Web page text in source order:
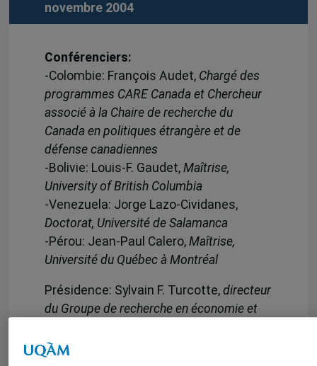
novembre 2004
Conférenciers:
-Colombie: François Audet, Chargé des
programmes CARE Canada et Chercheur
associé à la Chaire de recherche du
Canada en politiques étrangère et de
défense canadiennes
-Bolivie: Louis-F. Gaudet, Maîtrise,
University of British Columbia
-Venezuela: Jorge Lazo-Cividanes,
Doctorat, Université de Salamanca
-Pérou: Jean-Paul Calero, Maîtrise,
Université du Québec à Montréal
Présidence: Sylvain F. Turcotte, directeur
du Groupe de recherche en économie et